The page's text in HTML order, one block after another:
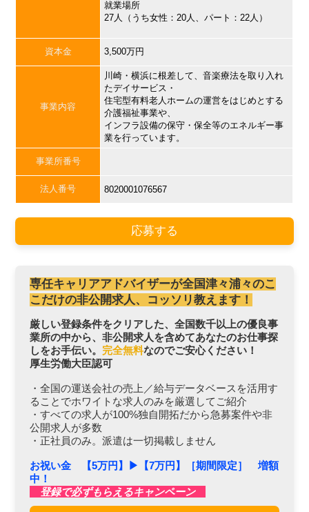
就業場所
27人（うち女性：20人、パート：22人）
資本金 3,500万円
事業内容
川崎・横浜に根差して、音楽療法を取り入れ
たデイサービス・
住宅型有料老人ホームの運営をはじめとする
介護福祉事業や、
インフラ設備の保守・保全等のエネルギー事
業を行っています。
事業所番号
法人番号 8020001076567
応募する
専任キャリアアドバイザーが全国津々浦々のこ
こだけの非公開求人、コッソリ教えます！
厳しい登録条件をクリアした、全国数千以上の優良事
業所の中から、非公開求人を含めてあなたのお仕事探
しをお手伝い。 完全無料なのでご安心ください！
厚生労働大臣認可
・全国の運送会社の売上／給与データベースを活用す
ることでホワイトな求人のみを厳選してご紹介
・すべての求人が100%独自開拓だから急募案件や非
公開求人が多数
・正社員のみ。派遣は一切掲載しません
お祝い金 【5万円】▶︎【7万円】［期間限定］ 増額
中！
登録で必ずもらえるキャンペーン